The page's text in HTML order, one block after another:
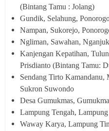
(Bintang Tamu : Jolang)
Gundik, Selahung,
Nampan, Sukorejo,
Ngliman, Sawahan,
Kanjengan Kepatihan,
Prisdianto (Bintang Tamu:
Sendang Tirto
Sukron Suwondo
Desa Gumukmas,
Lampung Tengah,
Waway Karya, Lampung